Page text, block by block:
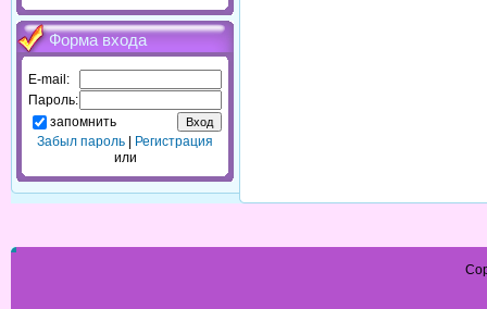
Форма входа
E-mail:
Пароль:
запомнить
Забыл пароль
Регистрация
или